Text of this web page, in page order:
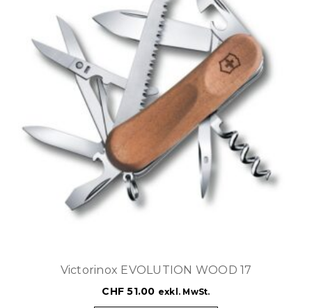
Victorinox EVOLUTION WOOD 17
CHF 51.00 exkl. MwSt.